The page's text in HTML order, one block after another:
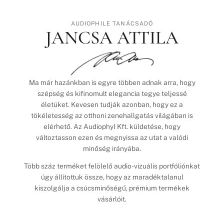
AUDIOPHILE TANÁCSADÓ
JANCSA ATTILA
Ma már hazánkban is egyre többen adnak arra, hogy
szépség és kifinomult elegancia tegye teljessé
életüket. Kevesen tudják azonban, hogy ez a
tökéletesség az otthoni zenehallgatás világában is
elérhető. Az Audiophyl Kft. küldetése, hogy
változtasson ezen és megnyissa az utat a valódi
minőség irányába.
Több száz terméket felölelő audio-vizuális portfóliónkat
úgy állítottuk össze, hogy az maradéktalanul
kiszolgálja a csúcsminőségű, prémium termékek
vásárlóit.